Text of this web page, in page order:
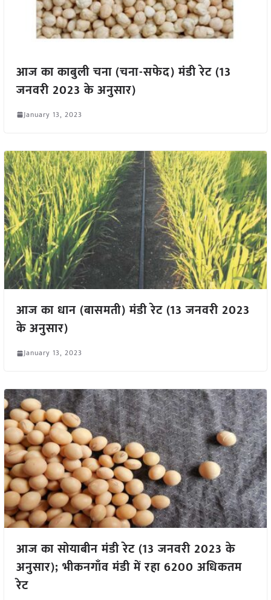
आज का काबुली चना (चना-सफेद) मंडी रेट (13
जनवरी 2023 के अनुसार)
January 13, 2023
आज का धान (बासमती) मंडी रेट (13 जनवरी 2023
के अनुसार)
January 13, 2023
आज का सोयाबीन मंडी रेट (13 जनवरी 2023 के
अनुसार); भीकनगाँव मंडी में रहा 6200 अधिकतम
रेट